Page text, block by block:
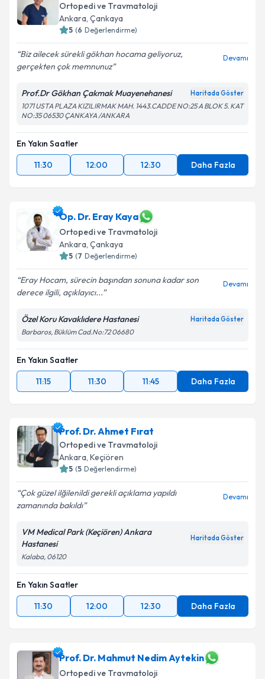
Ortopedi ve Travmatoloji
Ankara, Çankaya
5 (6 Değerlendirme)
Biz ailecek sürekli gökhan hocama geliyoruz,
gerçekten çok memnunuz
Devamı
Prof.Dr Gökhan Çakmak Muayenehanesi Haritada Göster
1071 USTA PLAZA KIZILIRMAK MAH. 1443.CADDE NO:25 A BLOK 5. KAT
NO:35 06530 ÇANKAYA /ANKARA
En Yakın Saatler
11:30
12:00 12:30 Daha Fazla
Op. Dr. Eray Kaya
Ortopedi ve Travmatoloji
Ankara, Çankaya
5 (7 Değerlendirme)
Eray Hocam, sürecin başından sonuna kadar son
derece ilgili, açıklayıcı...
Devamı
Özel Koru Kavaklıdere Hastanesi Haritada Göster
Barbaros, Büklüm Cad.No:72 06680
En Yakın Saatler
11:15
11:30 11:45 Daha Fazla
Prof. Dr. Ahmet Fırat
Ortopedi ve Travmatoloji
Ankara, Keçiören
5 (5 Değerlendirme)
Çok güzel ilğilenildi gerekli açıklama yapıldı
zamanında bakıldı
Devamı
VM Medical Park (Keçiören) Ankara
Hastanesi
Haritada Göster
Kalaba, 06120
En Yakın Saatler
11:30
12:00 12:30 Daha Fazla
Prof. Dr. Mahmut Nedim Aytekin
Ortopedi ve Travmatoloji